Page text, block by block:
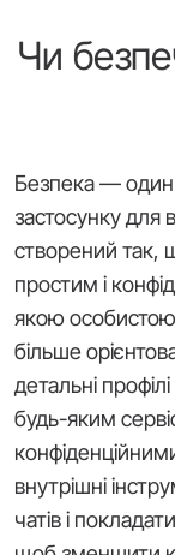
Чи
Безпека — один
застосунку для
створений так,
простим і
якою особистою
більше
детальні
будь-яким
внутрішні
чатів і